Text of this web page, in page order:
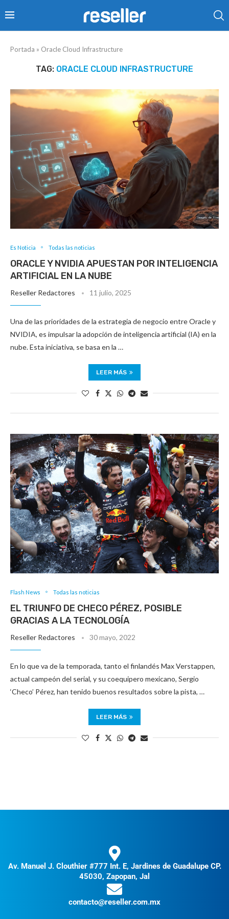
Portada » Oracle Cloud Infrastructure
TAG: ORACLE CLOUD INFRASTRUCTURE
Es Noticia Todas las noticias
ORACLE Y NVIDIA APUESTAN POR INTELIGENCIA
ARTIFICIAL EN LA NUBE
Reseller Redactores 11 julio, 2025
Una de las prioridades de la estrategia de negocio entre Oracle y
NVIDIA, es impulsar la adopción de inteligencia artificial (IA) en la
nube. Esta iniciativa, se basa en la …
LEER MÁS
Flash News Todas las noticias
EL TRIUNFO DE CHECO PÉREZ, POSIBLE
GRACIAS A LA TECNOLOGÍA
Reseller Redactores 30 mayo, 2022
En lo que va de la temporada, tanto el finlandés Max Verstappen,
actual campeón del serial, y su coequipero mexicano, Sergio
‘Checo’ Pérez, han tenido buenos resultados sobre la pista, …
LEER MÁS
Av. Manuel J. Clouthier #777 Int. E, Jardines de Guadalupe CP.
45030, Zapopan, Jal
contacto@reseller.com.mx